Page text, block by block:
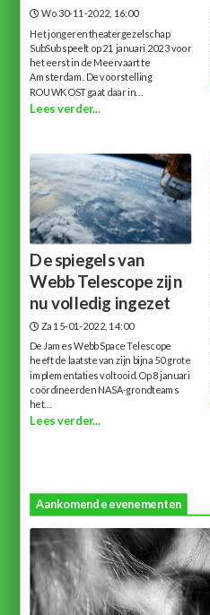
Wo 30-11-2022, 16:00
Het jongeren theatergezelschap
SubSub speelt op 21 januari 2023 voor
het eerst in de Meervaart te
Amsterdam. De voorstelling
ROUWKOST gaat daar in...
Lees verder...
De spiegels van
Webb Telescope zijn
nu volledig ingezet
Za 15-01-2022, 14:00
De James Webb Space Telescope
heeft de laatste van zijn bijna 50 grote
implementaties voltooid.Op 8 januari
coördineerden NASA-grondteams
het...
Lees verder...
Aankomende evenementen